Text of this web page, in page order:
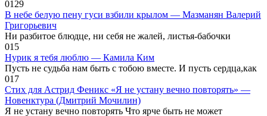
0129
В небе белую пену гуси взбили крылом — Мазманян Валерий
Григорьевич
Ни разбитое блюдце, ни себя не жалей, листья-бабочки
015
Нурик я тебя люблю — Камила Ким
Пусть не судьба нам быть с тобою вместе. И пусть сердца,как
017
Стих для Астрид Феникс «Я не устану вечно повторять» —
Новенктура (Дмитрий Мочилин)
Я не устану вечно повторять Что ярче быть не может